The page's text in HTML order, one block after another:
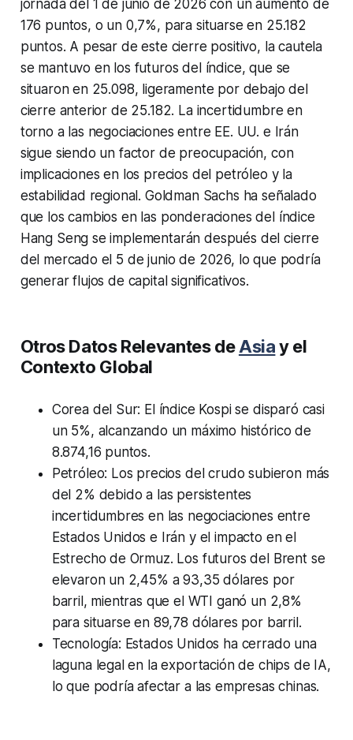
jornada del 1 de junio de 2026 con un aumento de
176 puntos, o un 0,7%, para situarse en 25.182
puntos. A pesar de este cierre positivo, la cautela
se mantuvo en los futuros del índice, que se
situaron en 25.098, ligeramente por debajo del
cierre anterior de 25.182. La incertidumbre en
torno a las negociaciones entre EE. UU. e Irán
sigue siendo un factor de preocupación, con
implicaciones en los precios del petróleo y la
estabilidad regional. Goldman Sachs ha señalado
que los cambios en las ponderaciones del índice
Hang Seng se implementarán después del cierre
del mercado el 5 de junio de 2026, lo que podría
generar flujos de capital significativos.
Otros Datos Relevantes deAsiay el
Contexto Global
Corea del Sur: El índice Kospi se disparó casi
un 5%, alcanzando un máximo histórico de
8.874,16 puntos.
Petróleo: Los precios del crudo subieron más
del 2% debido a las persistentes
incertidumbres en las negociaciones entre
Estados Unidos e Irán y el impacto en el
Estrecho de Ormuz. Los futuros del Brent se
elevaron un 2,45% a 93,35 dólares por
barril, mientras que el WTI ganó un 2,8%
para situarse en 89,78 dólares por barril.
Tecnología: Estados Unidos ha cerrado una
laguna legal en la exportación de chips de IA,
lo que podría afectar a las empresas chinas.